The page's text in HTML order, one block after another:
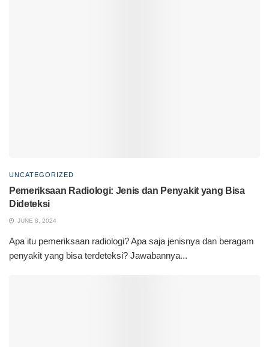
UNCATEGORIZED
Pemeriksaan Radiologi: Jenis dan Penyakit yang Bisa
Dideteksi
JUNE 8, 2024
Apa itu pemeriksaan radiologi? Apa saja jenisnya dan beragam
penyakit yang bisa terdeteksi? Jawabannya...